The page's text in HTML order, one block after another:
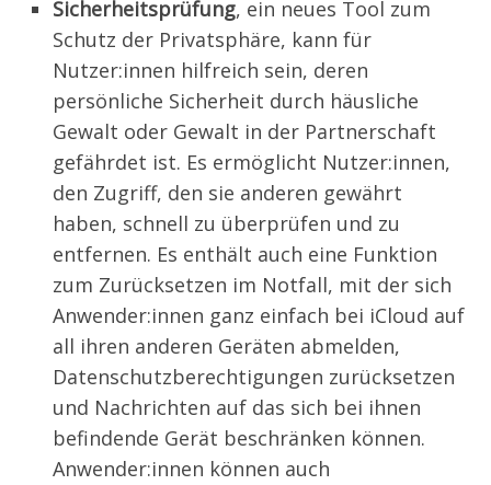
Sicherheitsprüfung, ein neues Tool zum
Schutz der Privatsphäre, kann für
Nutzer:innen hilfreich sein, deren
persönliche Sicherheit durch häusliche
Gewalt oder Gewalt in der Partnerschaft
gefährdet ist. Es ermöglicht Nutzer:innen,
den Zugriff, den sie anderen gewährt
haben, schnell zu überprüfen und zu
entfernen. Es enthält auch eine Funktion
zum Zurücksetzen im Notfall, mit der sich
Anwender:innen ganz einfach bei iCloud auf
all ihren anderen Geräten abmelden,
Datenschutzberechtigungen zurücksetzen
und Nachrichten auf das sich bei ihnen
befindende Gerät beschränken können.
Anwender:innen können auch